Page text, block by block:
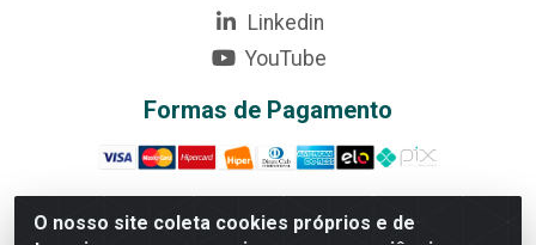
O nosso site coleta cookies próprios e de
Linkedin
YouTube
Formas de Pagamento